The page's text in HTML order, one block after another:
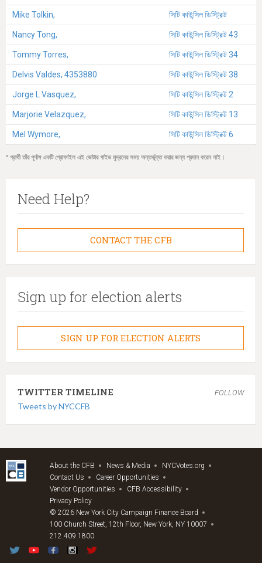
Mike Tolkin, সিটি কাউন্সিল ডিস্ট্রিক্ট
Nancy Tong, সিটি কাউন্সিল ডিস্ট্রিক্ট 43
Tommy Torres, সিটি কাউন্সিল ডিস্ট্রিক্ট 34
Delvis Valdes, 4353880 সিটি কাউন্সিল ডিস্ট্রিক্ট 38
Jorge L Vasquez, সিটি কাউন্সিল ডিস্ট্রিক্ট 2
Marjorie Velazquez, সিটি কাউন্সিল ডিস্ট্রিক্ট 13
Mel Wymore, সিটি কাউন্সিল ডিস্ট্রিক্ট 6
* প্রার্থী তাঁর পূর্ণাঙ্গ একটি প্রোফাইল এই ভোটার গাইড মুদ্রনের সময় অন্তর্ভুক্ত করার জন্য প্রদান করেন নাই।
Need Help?
CONTACT THE CFB
Sign up for election alerts
SIGN UP FOR ELECTION ALERTS
TWITTER TIMELINE FOLLOW
Tweets by NYCCFB
About the CFB News & Media
NYCVotes.org
Contact Us
Career Opportunities
Vendor Opportunities
CFB Accessibility
Privacy Policy
© 2026 New York City Campaign Finance Board
100 Church Street, 12th Floor, New York, NY 10007
212.409.1800